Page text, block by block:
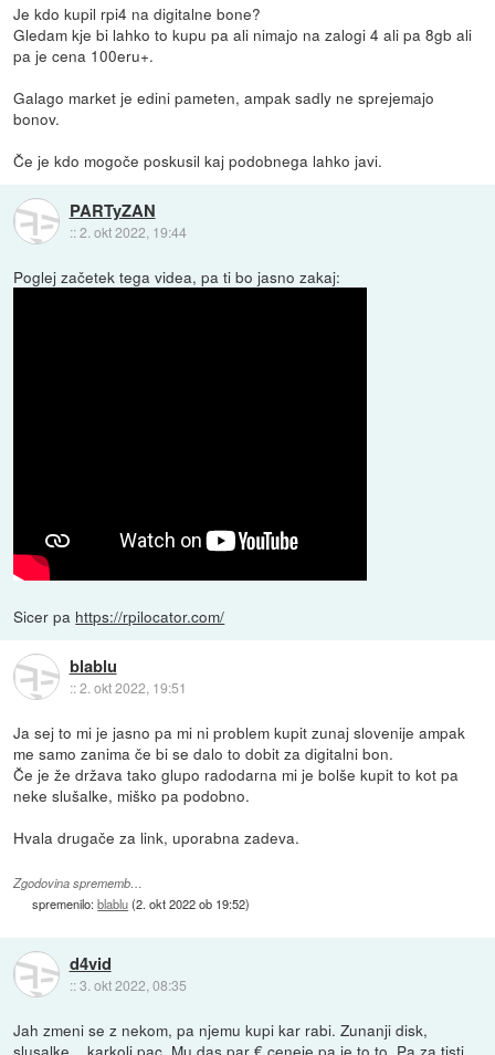
Je kdo kupil rpi4 na digitalne bone?
Gledam kje bi lahko to kupu pa ali nimajo na zalogi 4 ali pa 8gb ali
pa je cena 100eru+.
Galago market je edini pameten, ampak sadly ne sprejemajo
bonov.
Če je kdo mogoče poskusil kaj podobnega lahko javi.
PARTyZAN
::2. okt 2022, 19:44
Poglej začetek tega videa, pa ti bo jasno zakaj:
Sicer pa https://rpilocator.com/
blablu
::2. okt 2022, 19:51
Ja sej to mi je jasno pa mi ni problem kupit zunaj slovenije ampak
me samo zanima če bi se dalo to dobit za digitalni bon.
Če je že država tako glupo radodarna mi je bolše kupit to kot pa
neke slušalke, miško pa podobno.
Hvala drugače za link, uporabna zadeva.
Zgodovina sprememb…
spremenilo:blablu(2. okt 2022 ob 19:52)
d4vid
::3. okt 2022, 08:35
Jah zmeni se z nekom, pa njemu kupi kar rabi. Zunanji disk,
slusalke... karkoli pac. Mu das par € ceneje pa je to to. Pa za tisti